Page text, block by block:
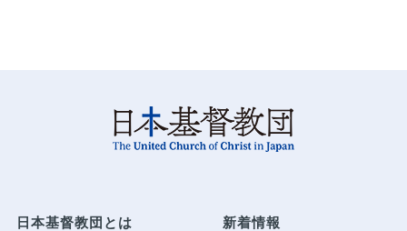
日本基督教団とは 新着情報